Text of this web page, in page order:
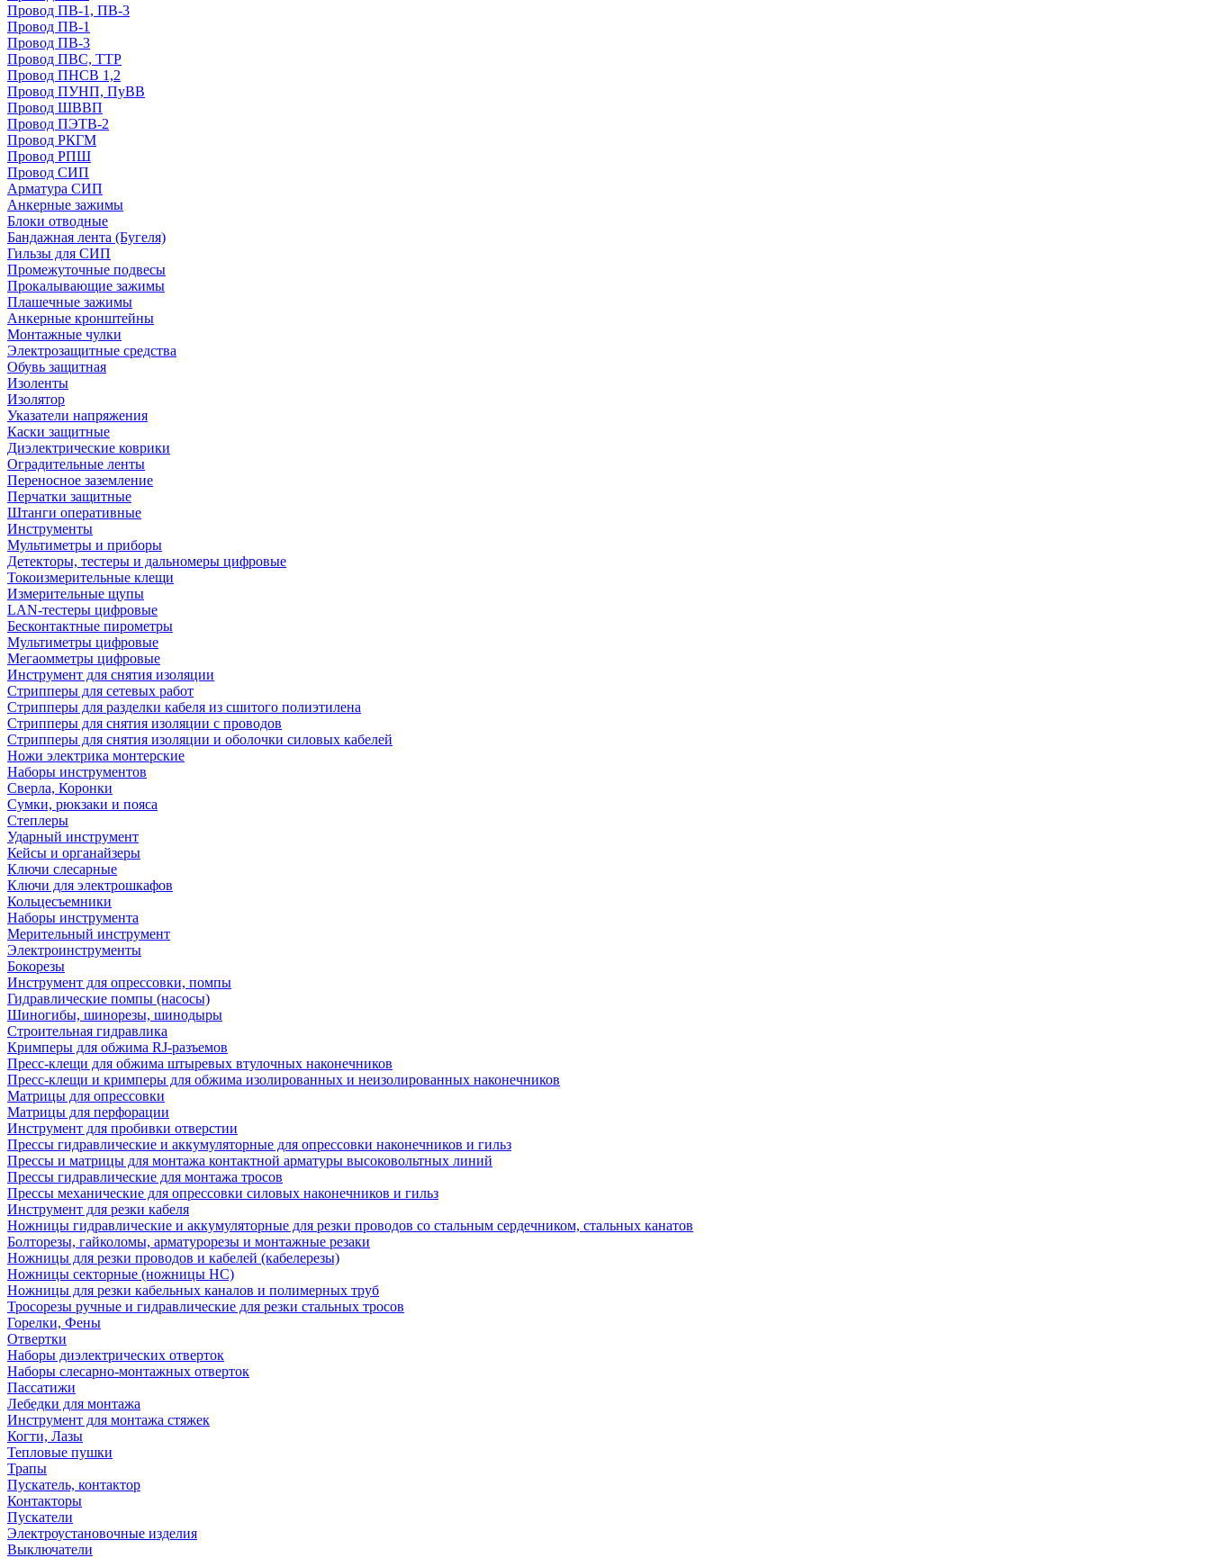
Провод ПВ-1, ПВ-3
Провод ПВ-1
Провод ПВ-3
Провод ПВС, ТТР
Провод ПНСВ 1,2
Провод ПУНП, ПуВВ
Провод ШВВП
Провод ПЭТВ-2
Провод РКГМ
Провод РПШ
Провод СИП
Арматура СИП
Анкерные зажимы
Блоки отводные
Бандажная лента (Бугеля)
Гильзы для СИП
Промежуточные подвесы
Прокалывающие зажимы
Плашечные зажимы
Анкерные кронштейны
Монтажные чулки
Электрозащитные средства
Обувь защитная
Изоленты
Изолятор
Указатели напряжения
Каски защитные
Диэлектрические коврики
Оградительные ленты
Переносное заземление
Перчатки защитные
Штанги оперативные
Инструменты
Мультиметры и приборы
Детекторы, тестеры и дальномеры цифровые
Токоизмерительные клещи
Измерительные щупы
LAN-тестеры цифровые
Бесконтактные пирометры
Мультиметры цифровые
Мегаомметры цифровые
Инструмент для снятия изоляции
Стрипперы для сетевых работ
Стрипперы для разделки кабеля из сшитого полиэтилена
Cтрипперы для снятия изоляции с проводов
Стрипперы для снятия изоляции и оболочки силовых кабелей
Ножи электрика монтерские
Наборы инструментов
Сверла, Коронки
Сумки, рюкзаки и пояса
Степлеры
Ударный инструмент
Кейсы и органайзеры
Ключи слесарные
Ключи для электрошкафов
Кольцесъемники
Наборы инструмента
Мерительный инструмент
Электроинструменты
Бокорезы
Инструмент для опрессовки, помпы
Гидравлические помпы (насосы)
Шиногибы, шинорезы, шинодыры
Строительная гидравлика
Кримперы для обжима RJ-разъемов
Пресс-клещи для обжима штыревых втулочных наконечников
Пресс-клещи и кримперы для обжима изолированных и неизолированных наконечников
Матрицы для опрессовки
Матрицы для перфорации
Инструмент для пробивки отверстии
Прессы гидравлические и аккумуляторные для опрессовки наконечников и гильз
Прессы и матрицы для монтажа контактной арматуры высоковольтных линий
Прессы гидравлические для монтажа тросов
Прессы механические для опрессовки силовых наконечников и гильз
Инструмент для резки кабеля
Ножницы гидравлические и аккумуляторные для резки проводов со стальным сердечником, стальных канатов
Болторезы, гайколомы, арматурорезы и монтажные резаки
Ножницы для резки проводов и кабелей (кабелерезы)
Ножницы секторные (ножницы НС)
Ножницы для резки кабельных каналов и полимерных труб
Тросорезы ручные и гидравлические для резки стальных тросов
Горелки, Фены
Отвертки
Наборы диэлектрических отверток
Наборы слесарно-монтажных отверток
Пассатижи
Лебедки для монтажа
Инструмент для монтажа стяжек
Когти, Лазы
Тепловые пушки
Трапы
Пускатель, контактор
Контакторы
Пускатели
Электроустановочные изделия
Выключатели